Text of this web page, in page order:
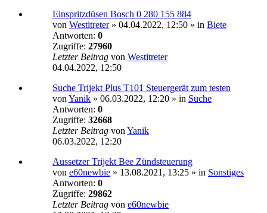
Einspritzdüsen Bosch 0 280 155 884
von Westitreter» 04.04.2022, 12:50 » in Biete
Antworten: 0
Zugriffe: 27960
Letzter Beitrag von Westitreter
04.04.2022, 12:50
Suche Trijekt Plus T101 Steuergerät zum testen
von Yanik » 06.03.2022, 12:20 » in Suche
Antworten: 0
Zugriffe: 32668
Letzter Beitrag von Yanik
06.03.2022, 12:20
Aussetzer Trijekt Bee Zündsteuerung
von e60newbie » 13.08.2021, 13:25 » in Sonstiges
Antworten: 0
Zugriffe: 29862
Letzter Beitrag von e60newbie